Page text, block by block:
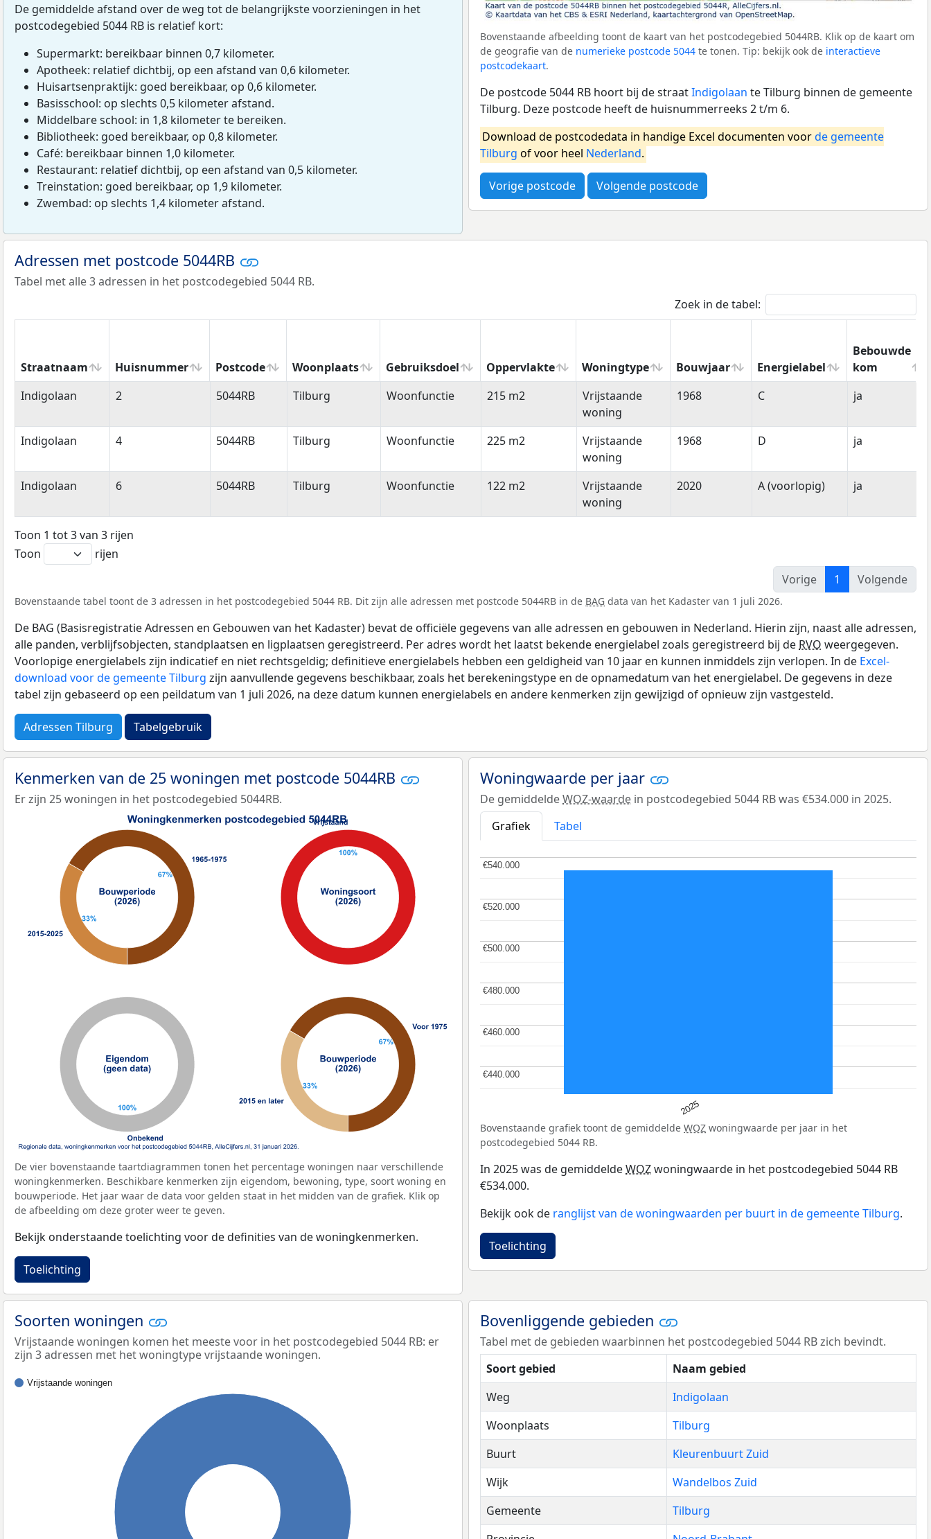
De gemiddelde afstand over de weg tot de belangrijkste voorzieningen in het
postcodegebied 5044 RB is relatief kort:
Supermarkt: bereikbaar binnen 0,7 kilometer.
Apotheek: relatief dichtbij, op een afstand van 0,6 kilometer.
Huisartsenpraktijk: goed bereikbaar, op 0,6 kilometer.
Basisschool: op slechts 0,5 kilometer afstand.
Middelbare school: in 1,8 kilometer te bereiken.
Bibliotheek: goed bereikbaar, op 0,8 kilometer.
Café: bereikbaar binnen 1,0 kilometer.
Restaurant: relatief dichtbij, op een afstand van 0,5 kilometer.
Treinstation: goed bereikbaar, op 1,9 kilometer.
Zwembad: op slechts 1,4 kilometer afstand.
Bovenstaande afbeelding toont de kaart van het postcodegebied 5044RB. Klik op de kaart om
de geografie van de numerieke postcode 5044 te tonen. Tip: bekijk ook de interactieve
postcodekaart.
De postcode 5044 RB hoort bij de straatIndigolaan te Tilburg binnen de gemeente
Tilburg. Deze postcode heeft de huisnummerreeks 2 t/m 6.
Download de postcodedata in handige Excel documenten voorde gemeente
Tilburg of voor heel Nederland.
Vorige postcode Volgende postcode
Adressen met postcode 5044RB
Tabel met alle 3 adressen in het postcodegebied 5044 RB.
Zoek in de tabel:
Straatnaam Huisnummer Postcode Woonplaats Gebruiksdoel Oppervlakte Woningtype Bouwjaar Energielabel
Bebouwde
kom
Straatnaam
Huisnummer Postcode Woonplaats Gebruiksdoel Oppervlakte Woningtype Bouwjaar Energielabel
Bebouwde
kom
Indigolaan 2 5044RB Tilburg Woonfunctie 215 m2
Vrijstaande
woning
1968 C ja
Indigolaan 4 5044RB Tilburg Woonfunctie 225 m2
Vrijstaande
woning
1968 D ja
Indigolaan 6 5044RB Tilburg Woonfunctie 122 m2
Vrijstaande
woning
2020 A (voorlopig) ja
Toon 1 tot 3 van 3 rijen
Toon
rijen
Vorige
1 Volgende
Bovenstaande tabel toont de 3 adressen in het postcodegebied 5044 RB. Dit zijn alle adressen met postcode 5044RB in de BAG data van het Kadaster van 1 juli 2026.
De BAG (Basisregistratie Adressen en Gebouwen van het Kadaster) bevat de officiële gegevens van alle adressen en gebouwen in Nederland. Hierin zijn, naast alle adressen,
alle panden, verblijfsobjecten, standplaatsen en ligplaatsen geregistreerd. Per adres wordt het laatst bekende energielabel zoals geregistreerd bij de RVO weergegeven.
Voorlopige energielabels zijn indicatief en niet rechtsgeldig; definitieve energielabels hebben een geldigheid van 10 jaar en kunnen inmiddels zijn verlopen. In de Excel-
download voor de gemeente Tilburg zijn aanvullende gegevens beschikbaar, zoals het berekeningstype en de opnamedatum van het energielabel. De gegevens in deze
tabel zijn gebaseerd op een peildatum van 1 juli 2026, na deze datum kunnen energielabels en andere kenmerken zijn gewijzigd of opnieuw zijn vastgesteld.
Adressen Tilburg Tabelgebruik
Kenmerken van de 25 woningen met postcode 5044RB
Er zijn 25 woningen in het postcodegebied 5044RB.
De vier bovenstaande taartdiagrammen tonen het percentage woningen naar verschillende
woningkenmerken. Beschikbare kenmerken zijn eigendom, bewoning, type, soort woning en
bouwperiode. Het jaar waar de data voor gelden staat in het midden van de grafiek. Klik op
de afbeelding om deze groter weer te geven.
Bekijk onderstaande toelichting voor de definities van de woningkenmerken.
Toelichting
Woningwaarde per jaar
De gemiddeldeWOZ-waarde in postcodegebied 5044 RB was €534.000 in 2025.
Grafiek
Tabel
2025
€440.000
€440.000
€460.000
€460.000
€480.000
€480.000
€500.000
€500.000
€520.000
€520.000
€540.000
€540.000
Bovenstaande grafiek toont de gemiddelde WOZ woningwaarde per jaar in het
postcodegebied 5044 RB.
In 2025 was de gemiddeldeWOZwoningwaarde in het postcodegebied 5044 RB
€534.000.
Bekijk ook de ranglijst van de woningwaarden per buurt in de gemeente Tilburg.
Toelichting
Soorten woningen
Vrijstaande woningen komen het meeste voor in het postcodegebied 5044 RB: er
zijn 3 adressen met het woningtype vrijstaande woningen.
Vrijstaande woningen
Bovenliggende gebieden
Tabel met de gebieden waarbinnen het postcodegebied 5044 RB zich bevindt.
Soort gebied
Naam gebied
Weg
Indigolaan
Woonplaats
Tilburg
Buurt
Kleurenbuurt Zuid
Wijk
Wandelbos Zuid
Gemeente
Tilburg